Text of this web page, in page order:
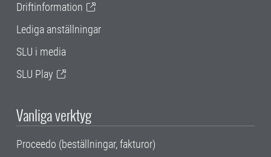
Driftinformation
Lediga anställningar
SLU i media
SLU Play
Vanliga verktyg
Proceedo (beställningar, fakturor)